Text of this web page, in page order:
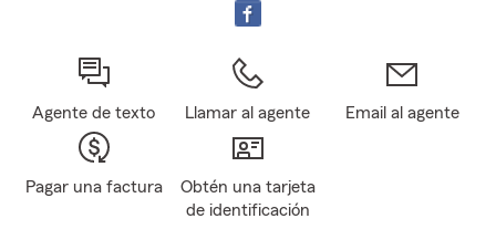
Agente de texto Llamar al agente Email al agente
Pagar una factura
Obtén una tarjeta
de identificación